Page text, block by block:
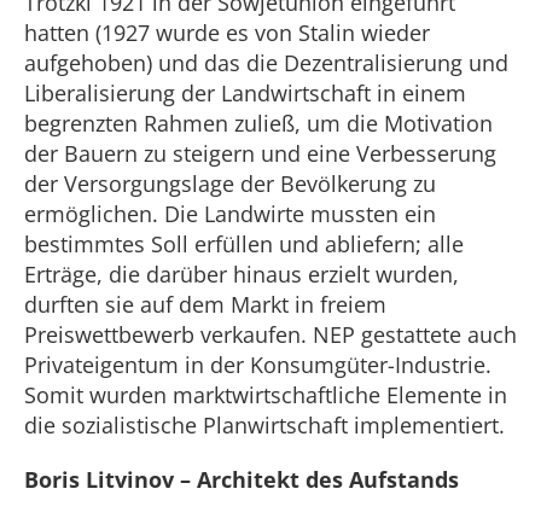
hatten (1927 wurde es von Stalin wieder
aufgehoben) und das die Dezentralisierung und
Liberalisierung der Landwirtschaft in einem
begrenzten Rahmen zuließ, um die Motivation
der Bauern zu steigern und eine Verbesserung
der Versorgungslage der Bevölkerung zu
ermöglichen. Die Landwirte mussten ein
bestimmtes Soll erfüllen und abliefern; alle
Erträge, die darüber hinaus erzielt wurden,
durften sie auf dem Markt in freiem
Preiswettbewerb verkaufen. NEP gestattete auch
Privateigentum in der Konsumgüter-Industrie.
Somit wurden marktwirtschaftliche Elemente in
die sozialistische Planwirtschaft implementiert.
Boris Litvinov – Architekt des Aufstands